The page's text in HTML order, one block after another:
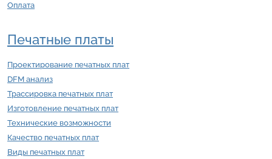
Оплата
Печатные платы
Проектирование печатных плат
DFM анализ
Трассировка печатных плат
Изготовление печатных плат
Технические возможности
Качество печатных плат
Виды печатных плат